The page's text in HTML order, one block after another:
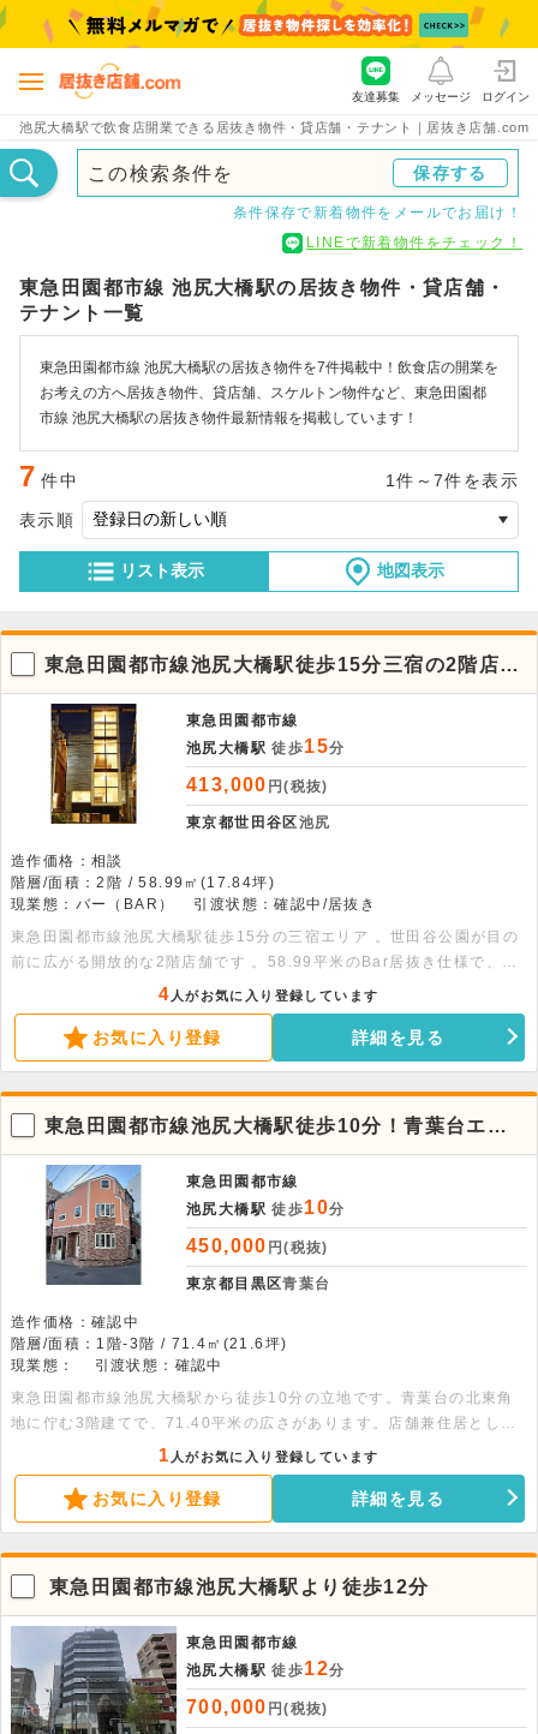
池尻大橋駅で飲食店開業できる居抜き物件・貸店舗・テナント｜居抜き店舗.com
友達募集 メッセージ ログイン
この検索条件を 保存する
条件保存で新着物件をメールでお届け！
LINEで新着物件をチェック！
東急田園都市線 池尻大橋駅の居抜き物件・貸店舗・
テナント一覧
東急田園都市線 池尻大橋駅の居抜き物件を7件掲載中！飲食店の開業を
お考えの方へ居抜き物件、貸店舗、スケルトン物件など、東急田園都
市線 池尻大橋駅の居抜き物件最新情報を掲載しています！
7 件中 1件～7件を表示
リスト表示 地図表示
表示順
東急田園都市線池尻大橋駅徒歩15分三宿の2階店
舗、緑広がる好条件のBar物件
東急田園都市線
池尻大橋駅 徒歩15分
413,000 円(税抜)
東京都世田谷区池尻
造作価格：相談
階層/面積：2階 / 58.99㎡(17.84坪)
現業態：バー（BAR）
引渡状態：確認中/居抜き
東急田園都市線池尻大橋駅徒歩15分の三宿エリア 。世田谷公園が目の
前に広がる開放的な2階店舗です 。58.99平米のBar居抜き仕様で、初
期費用を抑えて出店可能 。24時間利用でき、幅広い業態におすすめで
す 。
4 人がお気に入り登録しています
お気に入り登録 詳細を見る
東急田園都市線池尻大橋駅徒歩10分！青葉台エリ
アの3階建て店舗兼住居物件。
東急田園都市線
池尻大橋駅 徒歩10分
450,000 円(税抜)
東京都目黒区青葉台
造作価格：確認中
階層/面積：1階-3階 / 71.4㎡(21.6坪)
現業態：
引渡状態：確認中
東急田園都市線池尻大橋駅から徒歩10分の立地です。青葉台の北東角
地に佇む3階建てで、71.40平米の広さがあります。店舗兼住居として
幅広い業態で相談可能です。詳細につきましてはお問い合わせくださ
い。
1 人がお気に入り登録しています
お気に入り登録 詳細を見る
東急田園都市線池尻大橋駅より徒歩12分
東急田園都市線
池尻大橋駅 徒歩12分
700,000 円(税抜)